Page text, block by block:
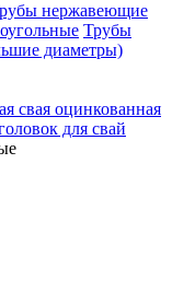
нержавеющие
Трубы
диаметры)
свая оцинкованная
для свай